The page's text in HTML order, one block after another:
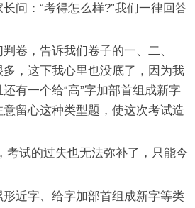
问：“考得怎么样?”我们一律回答
，告诉我们卷子的一、二、
，这下我心里也没底了，因为我
有一个给“高”字加部首组成新字
留心这种类型题，使这次考试造
试的过失也无法弥补了，只能今
近字、给字加部首组成新字等类